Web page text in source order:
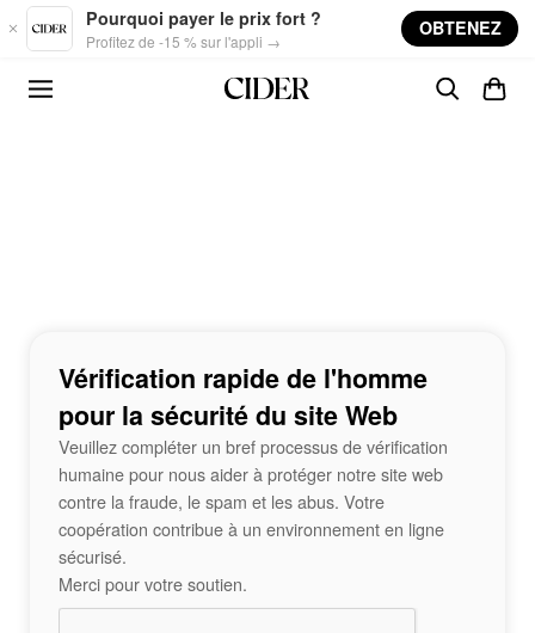
Skip to main content
Pourquoi payer le prix fort ?
Profitez de -15 % sur l'appli →
OBTENEZ
Vérification rapide de l'homme
pour la sécurité du site Web
Veuillez compléter un bref processus de vérification
humaine pour nous aider à protéger notre site web
contre la fraude, le spam et les abus. Votre
coopération contribue à un environnement en ligne
sécurisé.
Merci pour votre soutien.